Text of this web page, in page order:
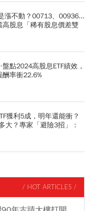
漲不動？00713、00936...
股息「稀有股息價差雙
點2024高股息ETF績效，
率衝22.6%
獲利5成，明年還能衝？
大？專家「避險3招」：
/ HOT ARTICLES /